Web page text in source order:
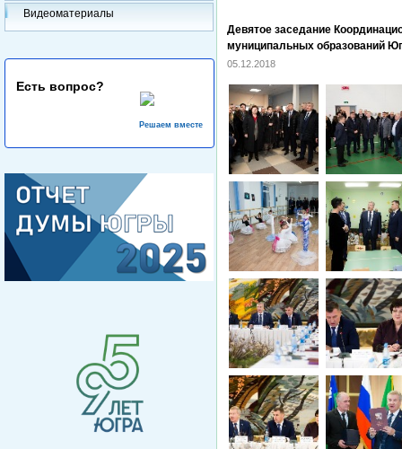
Видеоматериалы
Есть вопрос?
Решаем вместе
Девятое заседание
муниципальных образований
05.12.2018